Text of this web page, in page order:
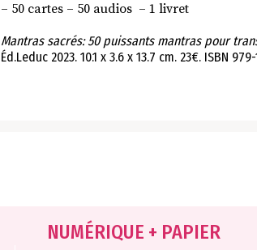
– 50 cartes – 50 audios – 1 livret
Mantras sacrés: 50 puissants mantras pour
Éd.Leduc 2023. 10.1 x 3.6 x 13.7 cm. 23€. ISBN
NUMÉRIQUE + PAPIER